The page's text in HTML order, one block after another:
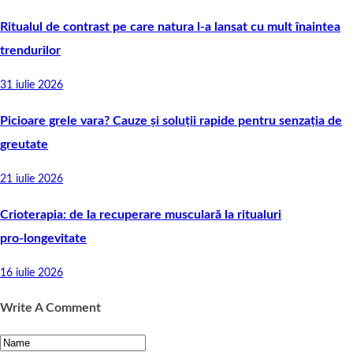
Ritualul de contrast pe care natura l-a lansat cu mult înaintea
trendurilor
31 iulie 2026
Picioare grele vara? Cauze și soluții rapide pentru senzația de
greutate
21 iulie 2026
Crioterapia: de la recuperare musculară la ritualuri
pro‑longevitate
16 iulie 2026
Write A Comment